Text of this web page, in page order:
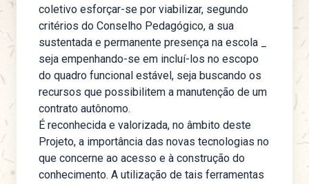
coletivo esforçar-se por viabilizar, segundo
critérios do Conselho Pedagógico, a sua
sustentada e permanente presença na escola _
seja empenhando-se em incluí-los no escopo
do quadro funcional estável, seja buscando os
recursos que possibilitem a manutenção de um
contrato autônomo.
É reconhecida e valorizada, no âmbito deste
Projeto, a importância das novas tecnologias no
que concerne ao acesso e à construção do
conhecimento. A utilização de tais ferramentas